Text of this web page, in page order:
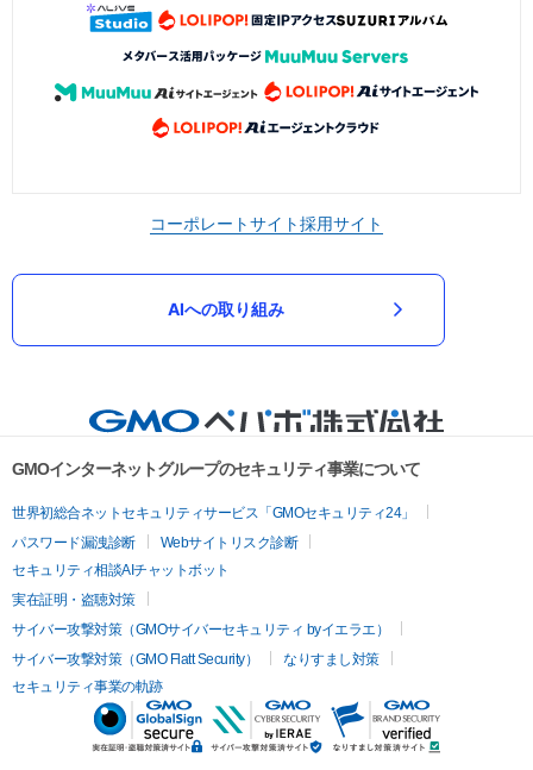
コーポレートサイト採用サイト
AIへの取り組み
GMOインターネットグループのセキュリティ事業について
世界初総合ネットセキュリティサービス「GMOセキュリティ24」
パスワード漏洩診断
Webサイトリスク診断
セキュリティ相談AIチャットボット
実在証明・盗聴対策
サイバー攻撃対策（GMOサイバーセキュリティ byイエラエ）
サイバー攻撃対策（GMO Flatt Security）
なりすまし対策
セキュリティ事業の軌跡